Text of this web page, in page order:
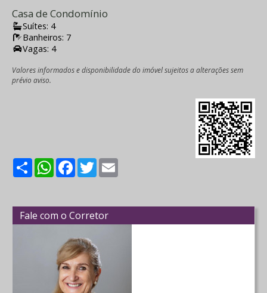
Casa de Condomínio
Suítes: 4
Banheiros: 7
Vagas: 4
Valores informados e disponibilidade do imóvel sujeitos a alterações sem
prévio aviso.
ShareWhatsApp
Facebook
Twitter
Fale com o Corretor